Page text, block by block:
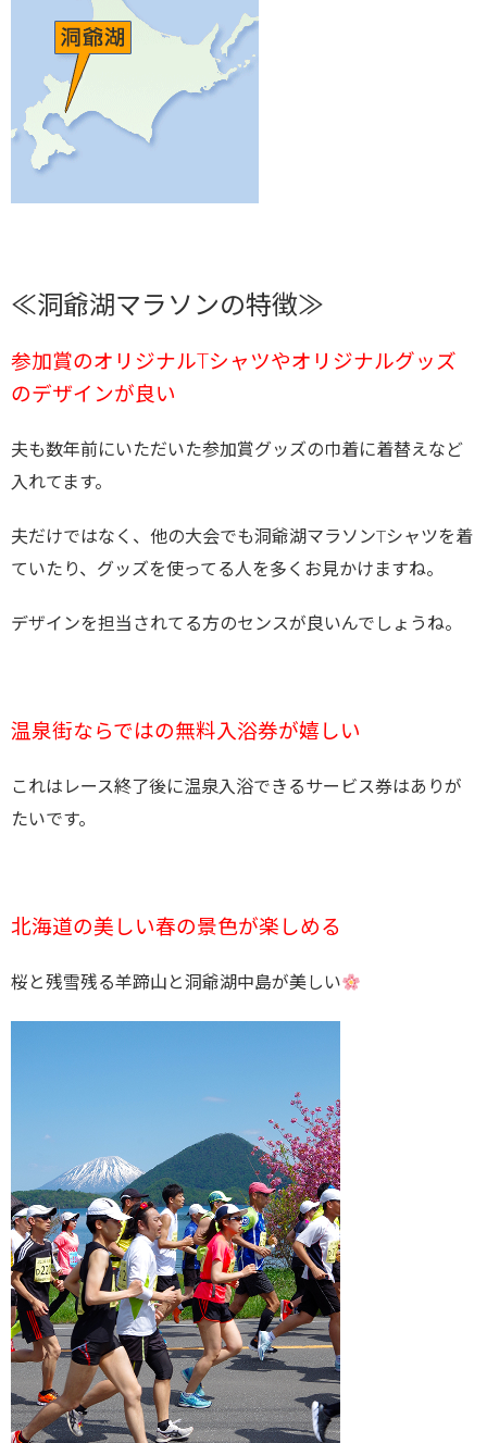
≪洞爺湖マラソンの特徴≫
参加賞のオリジナルTシャツやオリジナルグッズ
のデザインが良い
夫も数年前にいただいた参加賞グッズの巾着に着替えなど
入れてます。
夫だけではなく、他の大会でも洞爺湖マラソンTシャツを着
ていたり、グッズを使ってる人を多くお見かけますね。
デザインを担当されてる方のセンスが良いんでしょうね。
温泉街ならではの無料入浴券が嬉しい
これはレース終了後に温泉入浴できるサービス券はありが
たいです。
北海道の美しい春の景色が楽しめる
桜と残雪残る羊蹄山と洞爺湖中島が美しい